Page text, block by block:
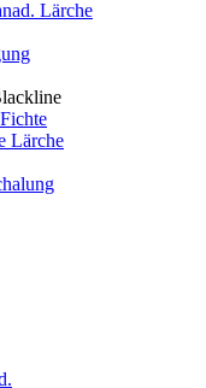
Lärche
Lärche